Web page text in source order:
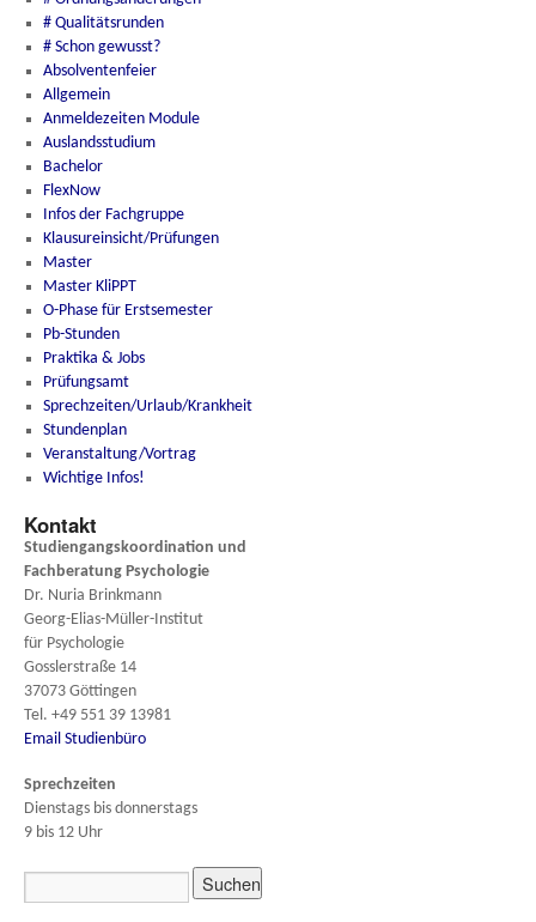
# Qualitätsrunden
# Schon gewusst?
Absolventenfeier
Allgemein
Anmeldezeiten Module
Auslandsstudium
Bachelor
FlexNow
Infos der Fachgruppe
Klausureinsicht/Prüfungen
Master
Master KliPPT
O-Phase für Erstsemester
Pb-Stunden
Praktika & Jobs
Prüfungsamt
Sprechzeiten/Urlaub/Krankheit
Stundenplan
Veranstaltung/Vortrag
Wichtige Infos!
Kontakt
Studiengangskoordination und
Fachberatung Psychologie
Dr. Nuria Brinkmann
Georg-Elias-Müller-Institut
für Psychologie
Gosslerstraße 14
37073 Göttingen
Tel. +49 551 39 13981
Email Studienbüro
Sprechzeiten
Dienstags bis donnerstags
9 bis 12 Uhr